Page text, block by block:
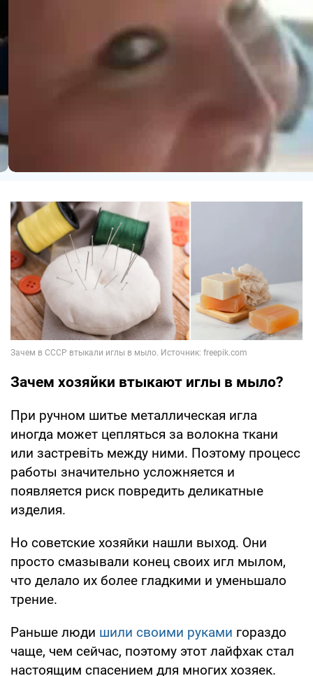
Зачем хозяйки втыкают иглы в мыло?
При ручном шитье металлическая игла
иногда может цепляться за волокна ткани
или застревіть между ними. Поэтому процесс
работы значительно усложняется и
появляется риск повредить деликатные
изделия.
Но советские хозяйки нашли выход. Они
просто смазывали конец своих игл мылом,
что делало их более гладкими и уменьшало
трение.
Раньше люди шили своими руками гораздо
чаще, чем сейчас, поэтому этот лайфхак стал
настоящим спасением для многих хозяек.